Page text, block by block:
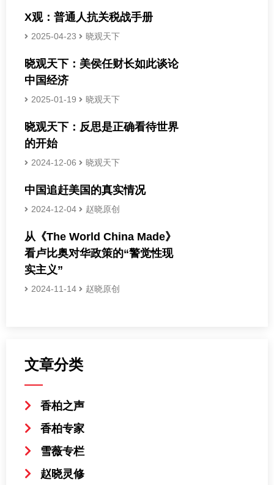
X观：普通人抗关税战手册
2025-04-23 晓观天下
晓观天下：美侯任财长如此谈论
中国经济
2025-01-19 晓观天下
晓观天下：反思是正确看待世界
的开始
2024-12-06 晓观天下
中国追赶美国的真实情况
2024-12-04 赵晓原创
从《The World China Made》
看卢比奥对华政策的“警觉性现
实主义”
2024-11-14 赵晓原创
文章分类
香柏之声
香柏专家
雪薇专栏
赵晓灵修